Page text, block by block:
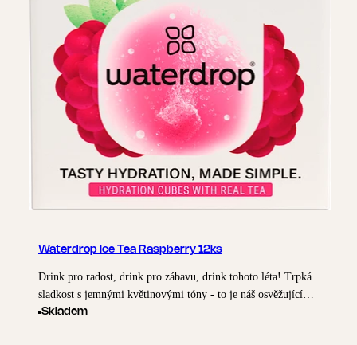
Waterdrop Ice Tea Raspberry 12ks
Drink pro radost, drink pro zábavu, drink tohoto léta! Trpká
sladkost s jemnými květinovými tóny - to je náš osvěžující
malinový ledový čaj - bez cukru.
Skladem